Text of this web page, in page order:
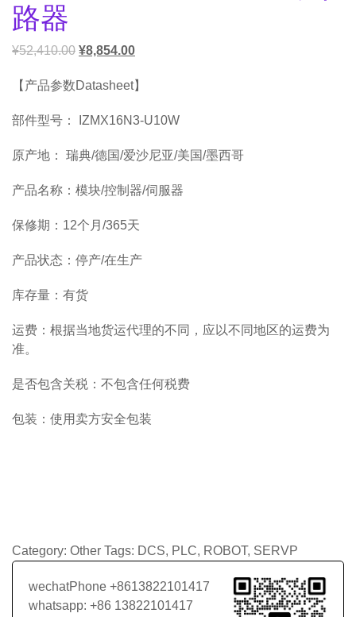
路器
¥52,410.00 ¥8,854.00
【产品参数Datasheet】
部件型号： IZMX16N3-U10W
原产地： 瑞典/德国/爱沙尼亚/美国/墨西哥
产品名称：模块/控制器/伺服器
保修期：12个月/365天
产品状态：停产/在生产
库存量：有货
运费：根据当地货运代理的不同，应以不同地区的运费为
准。
是否包含关税：不包含任何税费
包装：使用卖方安全包装
Category: Other Tags: DCS, PLC, ROBOT, SERVP
wechatPhone +8613822101417
whatsapp: +86 13822101417